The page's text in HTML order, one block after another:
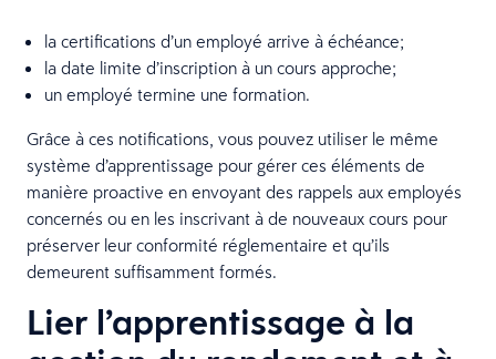
la certifications d’un employé arrive à échéance;
la date limite d’inscription à un cours approche;
un employé termine une formation.
Grâce à ces notifications, vous pouvez utiliser le même
système d’apprentissage pour gérer ces éléments de
manière proactive en envoyant des rappels aux employés
concernés ou en les inscrivant à de nouveaux cours pour
préserver leur conformité réglementaire et qu’ils
demeurent suffisamment formés.
Lier l’apprentissage à la